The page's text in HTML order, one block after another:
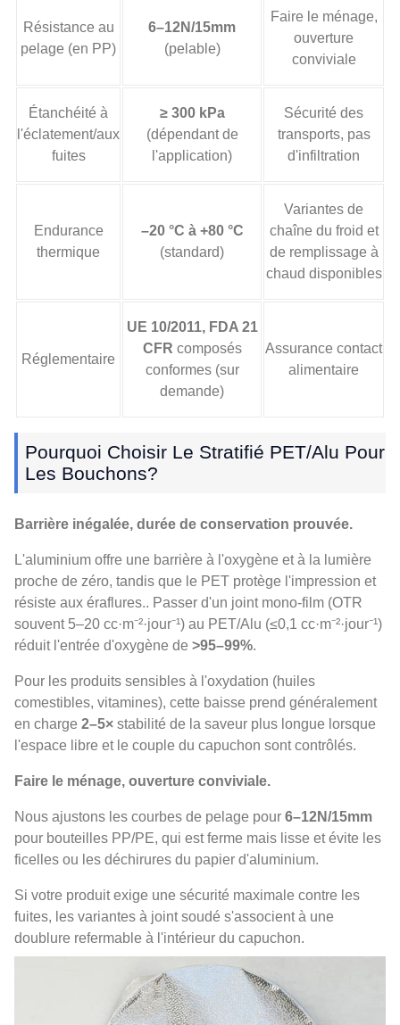
Résistance au
pelage (en PP)
6–12N/15mm
(pelable)
Faire le ménage,
ouverture
conviviale
Étanchéité à
l'éclatement/aux
fuites
≥ 300 kPa
(dépendant de
l'application)
Sécurité des
transports, pas
d'infiltration
Endurance
thermique
–20 °C à +80 °C
(standard)
Variantes de
chaîne du froid et
de remplissage à
chaud disponibles
Réglementaire
UE 10/2011, FDA 21
CFR composés
conformes (sur
demande)
Assurance contact
alimentaire
Pourquoi Choisir Le Stratifié PET/Alu Pour
Les Bouchons?
Barrière inégalée, durée de conservation prouvée.
L'aluminium offre une barrière à l'oxygène et à la lumière
proche de zéro, tandis que le PET protège l'impression et
résiste aux éraflures.. Passer d'un joint mono-film (OTR
souvent 5–20 cc·m⁻²·jour⁻¹) au PET/Alu (≤0,1 cc·m⁻²·jour⁻¹)
réduit l'entrée d'oxygène de >95–99%.
Pour les produits sensibles à l'oxydation (huiles
comestibles, vitamines), cette baisse prend généralement
en charge 2–5× stabilité de la saveur plus longue lorsque
l'espace libre et le couple du capuchon sont contrôlés.
Faire le ménage, ouverture conviviale.
Nous ajustons les courbes de pelage pour 6–12N/15mm
pour bouteilles PP/PE, qui est ferme mais lisse et évite les
ficelles ou les déchirures du papier d'aluminium.
Si votre produit exige une sécurité maximale contre les
fuites, les variantes à joint soudé s'associent à une
doublure refermable à l'intérieur du capuchon.